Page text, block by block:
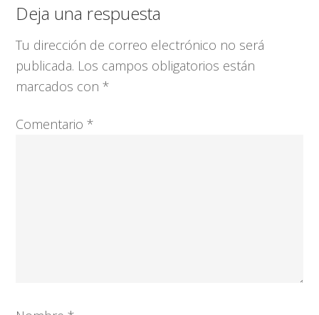
Interacciones
con
los
lectores
Deja una respuesta
Tu dirección de correo electrónico no será
publicada. Los campos obligatorios están
marcados con*
Comentario*